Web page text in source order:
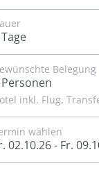
Belegung
inkl. Flug,
wählen
02.10.26 - Fr.